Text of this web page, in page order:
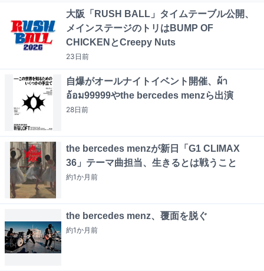
大阪「RUSH BALL」タイムテーブル公開、
メインステージのトリはBUMP OF
CHICKENとCreepy Nuts
23日前
自爆がオールナイトイベント開催、ผ้า
อ้อม99999やthe bercedes menzら出演
28日前
the bercedes menzが新日「G1 CLIMAX
36」テーマ曲担当、生きるとは戦うこと
約1か月前
the bercedes menz、覆面を脱ぐ
約1か月前